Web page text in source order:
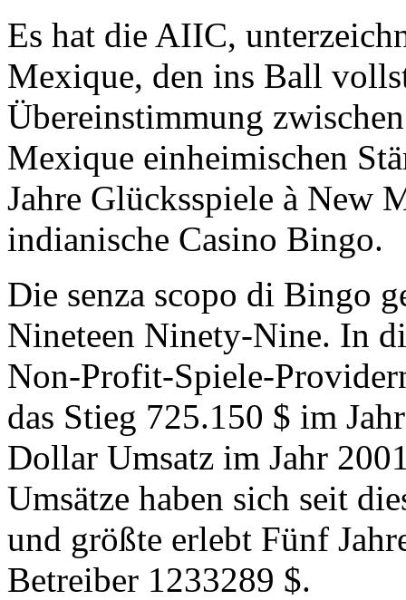
Es hat die AIIC,
Mexique, den ins Ball
Übereinstimmung
Mexique einheimischen
Jahre Glücksspiele à New
indianische Casino Bingo.
Die senza scopo di Bingo
Nineteen Ninety-Nine. In
Non-Profit-Spiele-
das Stieg 725.150 $ im
Dollar Umsatz im Jahr
Umsätze haben sich seit
und größte erlebt Fünf
Betreiber 1233289 $.